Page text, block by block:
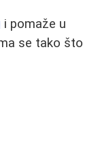
i pomaže u
se tako što